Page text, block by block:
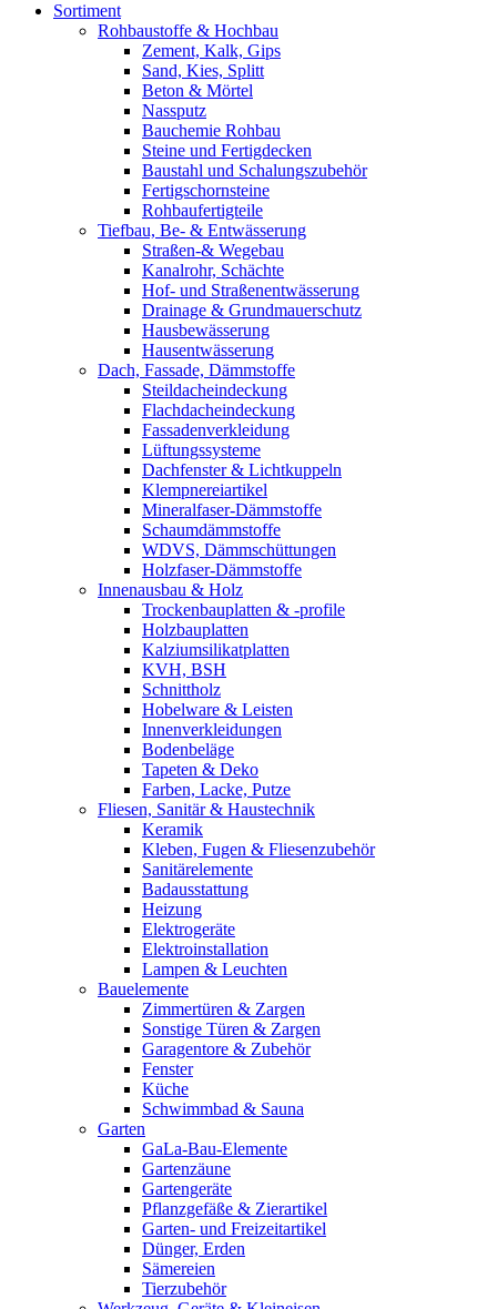
Sortiment
Rohbaustoffe & Hochbau
Zement, Kalk, Gips
Sand, Kies, Splitt
Beton & Mörtel
Nassputz
Bauchemie Rohbau
Steine und Fertigdecken
Baustahl und Schalungszubehör
Fertigschornsteine
Rohbaufertigteile
Tiefbau, Be- & Entwässerung
Straßen-& Wegebau
Kanalrohr, Schächte
Hof- und Straßenentwässerung
Drainage & Grundmauerschutz
Hausbewässerung
Hausentwässerung
Dach, Fassade, Dämmstoffe
Steildacheindeckung
Flachdacheindeckung
Fassadenverkleidung
Lüftungssysteme
Dachfenster & Lichtkuppeln
Klempnereiartikel
Mineralfaser-Dämmstoffe
Schaumdämmstoffe
WDVS, Dämmschüttungen
Holzfaser-Dämmstoffe
Innenausbau & Holz
Trockenbauplatten & -profile
Holzbauplatten
Kalziumsilikatplatten
KVH, BSH
Schnittholz
Hobelware & Leisten
Innenverkleidungen
Bodenbeläge
Tapeten & Deko
Farben, Lacke, Putze
Fliesen, Sanitär & Haustechnik
Keramik
Kleben, Fugen & Fliesenzubehör
Sanitärelemente
Badausstattung
Heizung
Elektrogeräte
Elektroinstallation
Lampen & Leuchten
Bauelemente
Zimmertüren & Zargen
Sonstige Türen & Zargen
Garagentore & Zubehör
Fenster
Küche
Schwimmbad & Sauna
Garten
GaLa-Bau-Elemente
Gartenzäune
Gartengeräte
Pflanzgefäße & Zierartikel
Garten- und Freizeitartikel
Dünger, Erden
Sämereien
Tierzubehör